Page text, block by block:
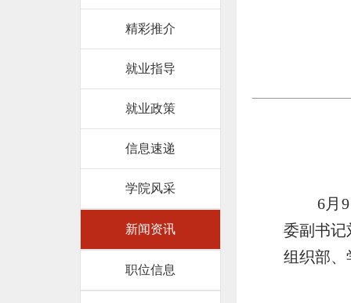
精彩推介
就业指导
就业政策
信息速递
学院风采
新闻资讯
职位信息
6月
委副书记
组织部、